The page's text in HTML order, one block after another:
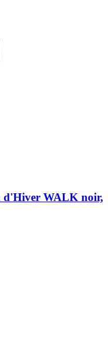
d'Hiver WALK noir,